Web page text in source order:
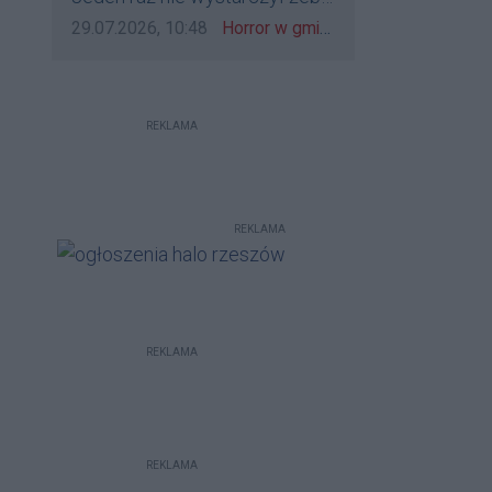
bo to zagorzali pisowcy
go zatrzymać?
Data dodania komentarza:
29.07.2026, 10:48 Źródło komentarza:
Horror w gminie Łańcut. Mieszkaniec Rzeszowa terroryzował rodzinę nożem i zaatakował policjantów! [VIDEO]
REKLAMA
REKLAMA
REKLAMA
REKLAMA